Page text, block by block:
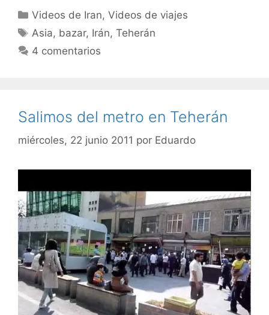
Categorías
Videos de Iran,Videos de viajes
Etiquetas
Asia, bazar, Irán,Teherán
4 comentarios
Salimos del metro en Teherán
miércoles, 22 junio 2011 por Eduardo